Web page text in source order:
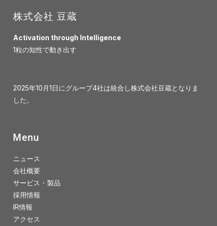
株式会社 豆蔵
Activation through Intelligence
1粒の知性で動き出す
2025年10月1日にグループ4社は統合し株式会社豆蔵となりま
した。
Menu
ニュース
会社概要
サービス・製品
採用情報
IR情報
アクセス